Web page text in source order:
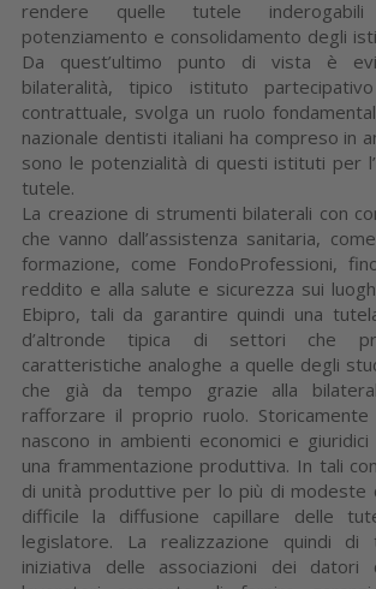
rendere quelle tutele
potenziamento e consolidamento degli
Da quest’ultimo punto di vista è
bilateralità, tipico istituto
contrattuale, svolga un ruolo
nazionale dentisti italiani ha compreso in
sono le potenzialità di questi istituti per
tutele.
La creazione di strumenti bilaterali con
che vanno dall’assistenza sanitaria,
formazione, come FondoProfessioni,
reddito e alla salute e sicurezza sui
Ebipro, tali da garantire quindi una
d’altronde tipica di settori che
caratteristiche analoghe a quelle degli
che già da tempo grazie alla
rafforzare il proprio ruolo.
nascono in ambienti economici e
una frammentazione produttiva. In tali
di unità produttive per lo più di modeste
difficile la diffusione capillare delle
legislatore. La realizzazione quindi di
iniziativa delle associazioni dei